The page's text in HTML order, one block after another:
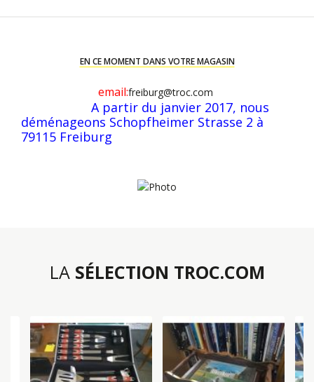
EN CE MOMENT DANS VOTRE MAGASIN
email:freiburg@troc.com
A partir du janvier 2017, nous
déménageons Schopfheimer Strasse 2 à
79115 Freiburg
LA SÉLECTION TROC.COM